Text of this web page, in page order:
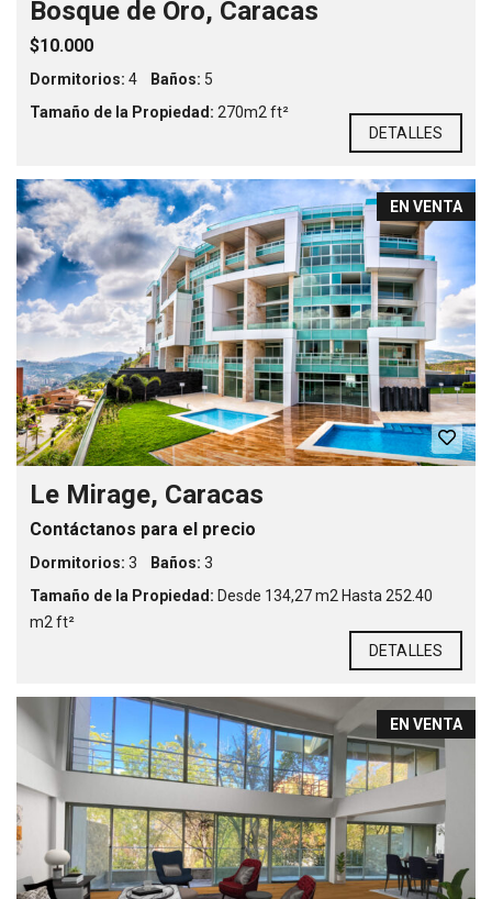
Bosque de Oro, Caracas
$10.000
Dormitorios: 4 Baños: 5
Tamaño de la Propiedad: 270m2 ft²
DETALLES
EN VENTA
Le Mirage, Caracas
Contáctanos para el precio
Dormitorios: 3 Baños: 3
Tamaño de la Propiedad: Desde 134,27 m2 Hasta 252.40
m2 ft²
DETALLES
EN VENTA